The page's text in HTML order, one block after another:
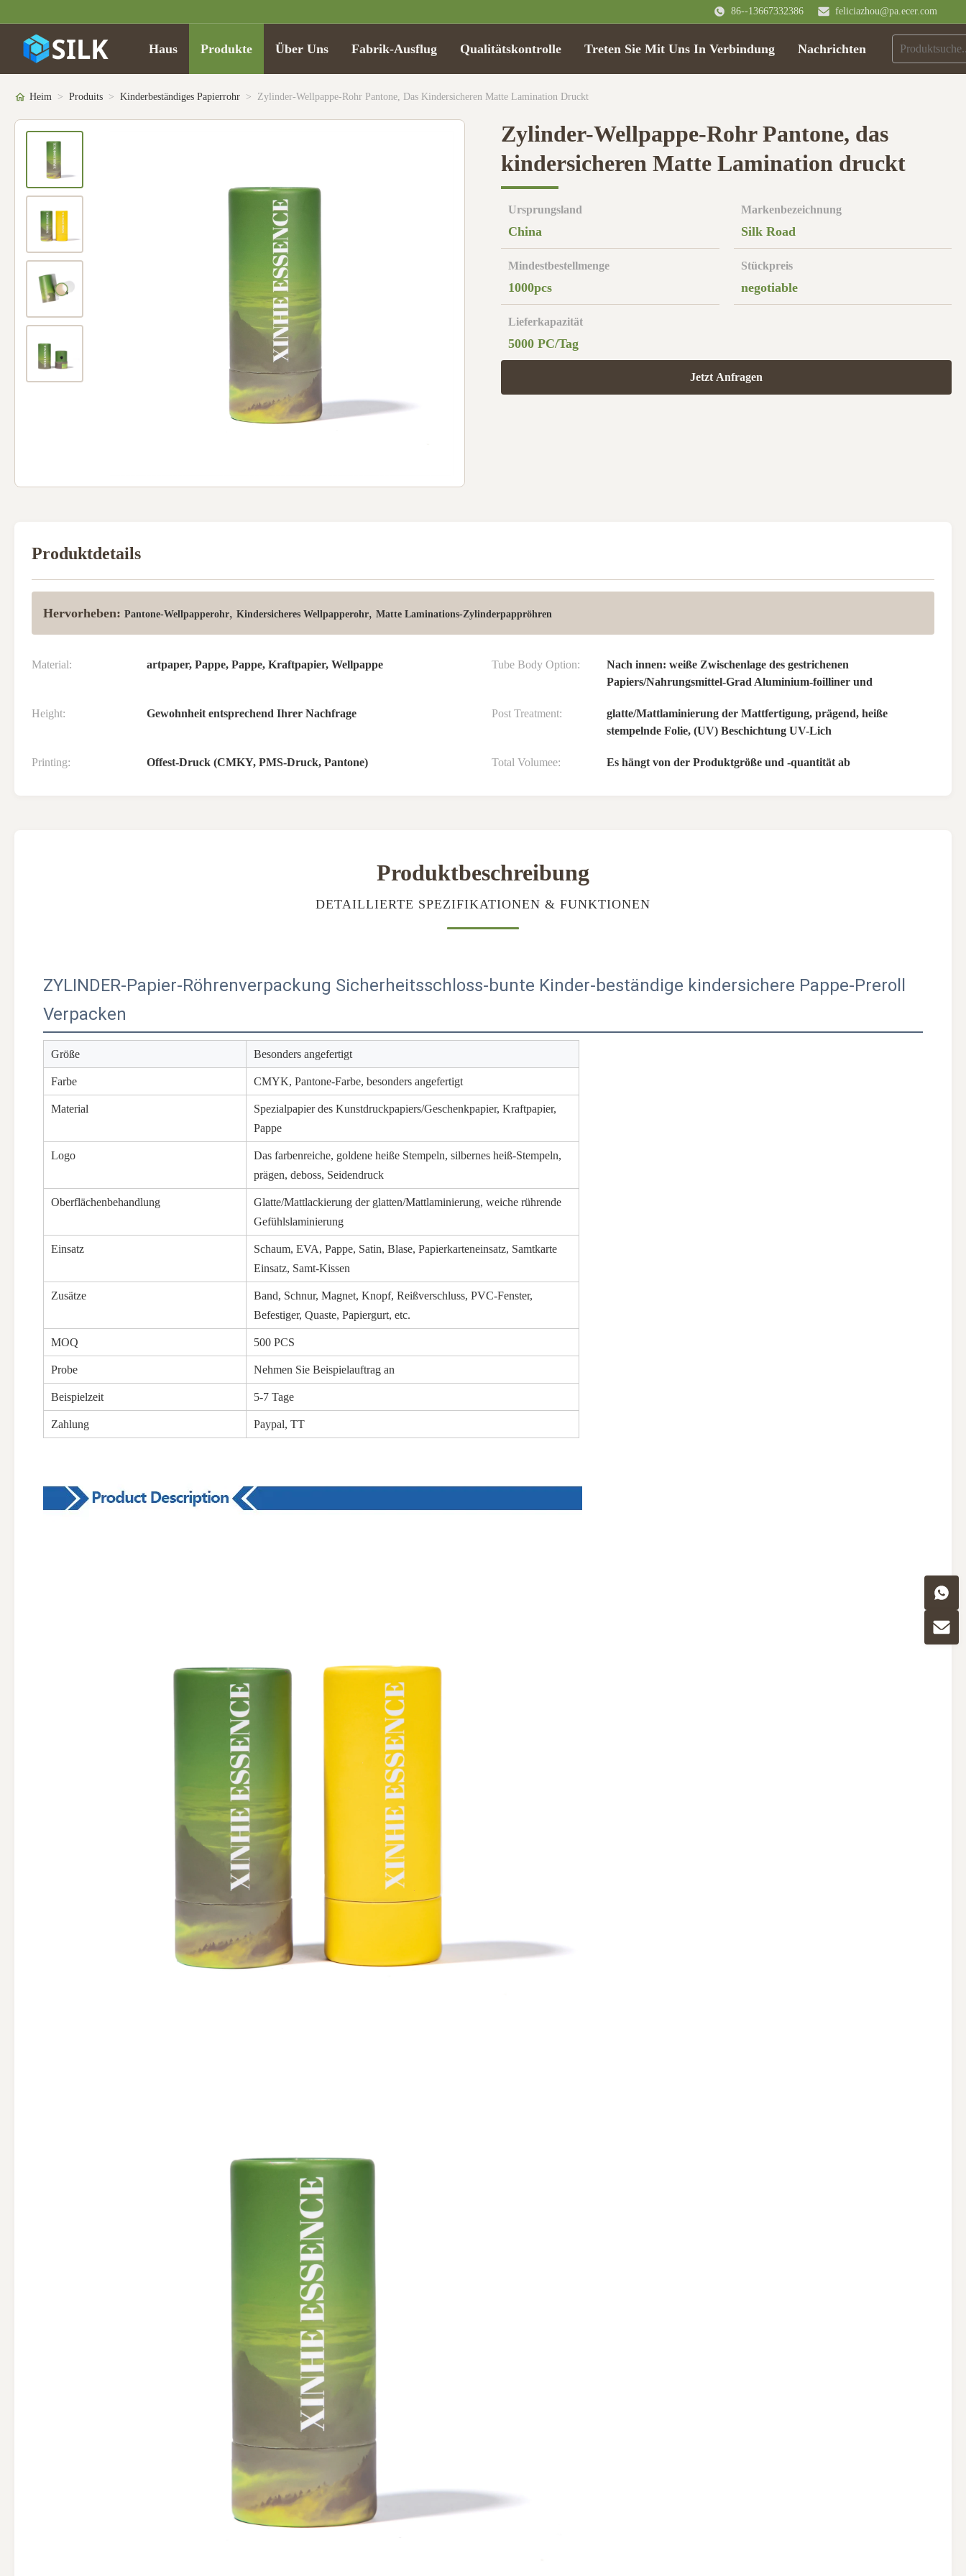
86--13667332386 feliciazhou@pa.ecer.com
Haus Produkte Über Uns Fabrik-Ausflug Qualitätskontrolle Treten Sie Mit Uns In Verbindung Nachrichten
Heim > Produits > Kinderbeständiges Papierrohr > Zylinder-Wellpappe-Rohr Pantone, Das Kindersicheren Matte Lamination Druckt
Zylinder-Wellpappe-Rohr Pantone, das
kindersicheren Matte Lamination druckt
Ursprungsland
China
Markenbezeichnung
Silk Road
Mindestbestellmenge
1000pcs
Stückpreis
negotiable
Lieferkapazität
5000 PC/Tag
Jetzt Anfragen
Produktdetails
Hervorheben: Pantone-Wellpapperohr, Kindersicheres Wellpapperohr, Matte Laminations-Zylinderpappröhren
Material: artpaper, Pappe, Pappe, Kraftpapier, Wellpappe Tube Body Option:
Nach innen: weiße Zwischenlage des gestrichenen
Papiers/Nahrungsmittel-Grad Aluminium-foilliner und
Height: Gewohnheit entsprechend Ihrer Nachfrage Post Treatment:
glatte/Mattlaminierung der Mattfertigung, prägend, heiße
stempelnde Folie, (UV) Beschichtung UV-Lich
Printing: Offest-Druck (CMKY, PMS-Druck, Pantone) Total Volumee: Es hängt von der Produktgröße und -quantität ab
Produktbeschreibung
DETAILLIERTE SPEZIFIKATIONEN & FUNKTIONEN
ZYLINDER-Papier-Röhrenverpackung Sicherheitsschloss-bunte Kinder-beständige kindersichere Pappe-Preroll
Verpacken
Größe Besonders angefertigt
Farbe CMYK, Pantone-Farbe, besonders angefertigt
Material
Spezialpapier des Kunstdruckpapiers/Geschenkpapier, Kraftpapier,
Pappe
Logo
Das farbenreiche, goldene heiße Stempeln, silbernes heiß-Stempeln,
prägen, deboss, Seidendruck
Oberflächenbehandlung
Glatte/Mattlackierung der glatten/Mattlaminierung, weiche rührende
Gefühlslaminierung
Einsatz
Schaum, EVA, Pappe, Satin, Blase, Papierkarteneinsatz, Samtkarte
Einsatz, Samt-Kissen
Zusätze
Band, Schnur, Magnet, Knopf, Reißverschluss, PVC-Fenster,
Befestiger, Quaste, Papiergurt, etc.
MOQ 500 PCS
Probe Nehmen Sie Beispielauftrag an
Beispielzeit 5-7 Tage
Zahlung Paypal, TT